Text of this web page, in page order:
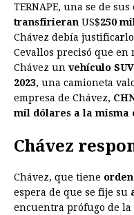
TERNAPE, una se de sus
transfirieran US$250
Chávez debía justificar
Cevallos precisó que en
Chávez un vehículo
2023, una camioneta
empresa de Chávez,
mil dólares a la misma
Chávez
Chávez, que tiene
espera de que se fije su
encuentra prófugo de